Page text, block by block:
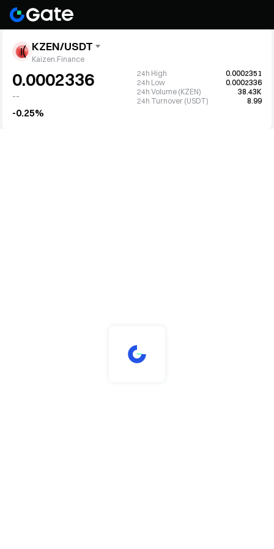
KZEN/USDT
Kaizen.Finance
0.0002336
--
-0.25%
24h High
0.0002351
24h Low
0.0002336
24h Volume (KZEN)
38.43K
24h Turnover (USDT)
8.99